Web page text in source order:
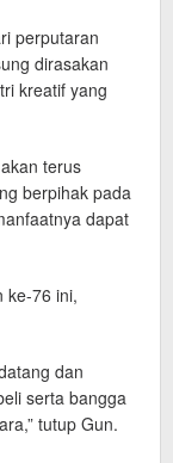
perputaran
dirasakan
kreatif yang
terus
berpihak pada
dapat
ke-76 ini,
dan
serta bangga
tutup Gun.